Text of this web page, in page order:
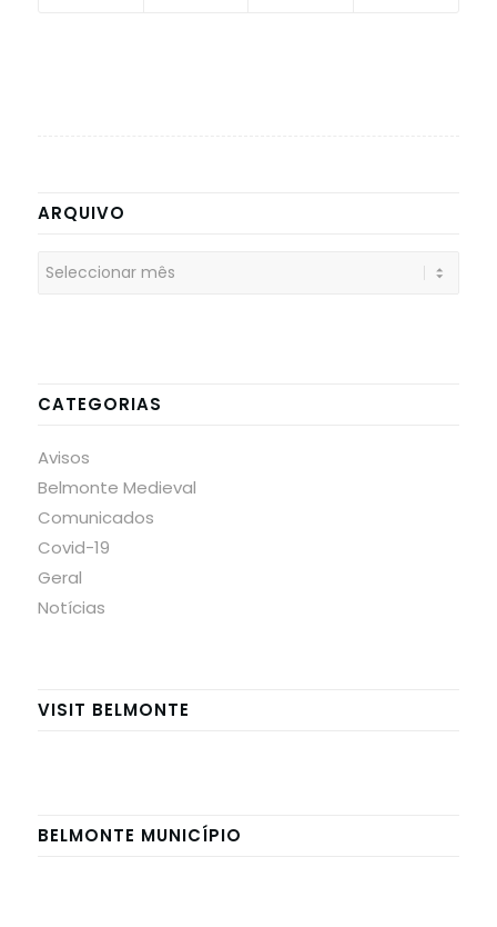
ARQUIVO
CATEGORIAS
Avisos
Belmonte Medieval
Comunicados
Covid-19
Geral
Notícias
VISIT BELMONTE
BELMONTE MUNICÍPIO